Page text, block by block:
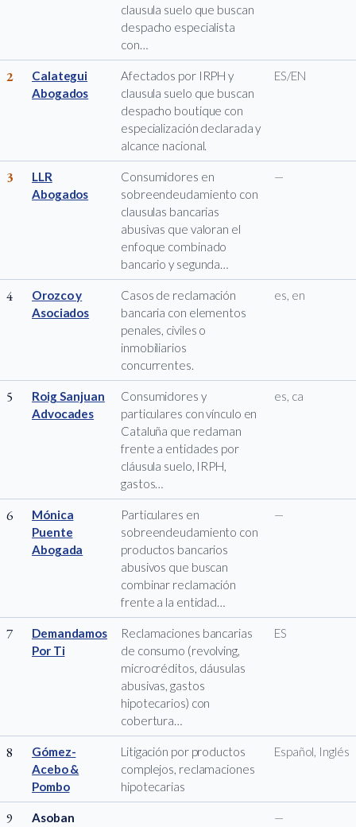
clausula suelo que buscan
despacho especialista
con…
2
Calategui
Abogados
Afectados por IRPH y
clausula suelo que buscan
despacho boutique con
especialización declarada y
alcance nacional.
ES/EN
3
LLR
Abogados
Consumidores en
sobreendeudamiento con
clausulas bancarias
abusivas que valoran el
enfoque combinado
bancario y segunda…
—
4
Orozco y
Asociados
Casos de reclamación
bancaria con elementos
penales, civiles o
inmobiliarios
concurrentes.
es, en
5
Roig Sanjuan
Advocades
Consumidores y
particulares con vínculo en
Cataluña que reclaman
frente a entidades por
cláusula suelo, IRPH,
gastos…
es, ca
6
Mónica
Puente
Abogada
Particulares en
sobreendeudamiento con
productos bancarios
abusivos que buscan
combinar reclamación
frente a la entidad…
—
7
Demandamos
Por Ti
Reclamaciones bancarias
de consumo (revolving,
microcréditos, cláusulas
abusivas, gastos
hipotecarios) con
cobertura…
ES
8
Gómez-
Acebo &
Pombo
Litigación por productos
complejos, reclamaciones
hipotecarias
Español, Inglés
9
Asoban
—